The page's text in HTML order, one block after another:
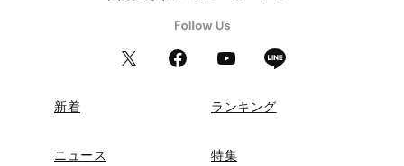
新着 ランキング
ニュース 特集